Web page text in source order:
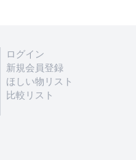
ログイン
新規会員登録
ほしい物リスト
比較リスト